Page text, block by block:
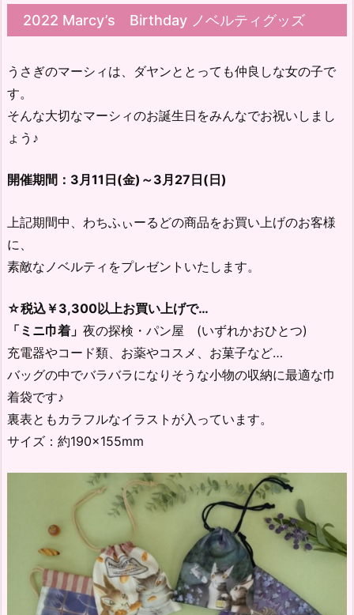
2022 Marcy’s Birthday ノベルティグッズ
うさぎのマーシィは、ダヤンととっても仲良しな女の子で
す。
そんな大切なマーシィのお誕生日をみんなでお祝いしまし
ょう♪
開催期間：3月11日(金)～3月27日(日)
上記期間中、わちふぃーるどの商品をお買い上げのお客様
に、
素敵なノベルティをプレゼントいたします。
☆税込￥3,300以上お買い上げで…
「ミニ巾着」 夜の探検・パン屋 (いずれかおひとつ)
充電器やコード類、お薬やコスメ、お菓子など…
バッグの中でバラバラになりそうな小物の収納に最適な巾
着袋です♪
裏表ともカラフルなイラストが入っています。
サイズ：約190×155mm